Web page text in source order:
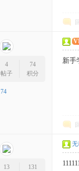
4
帖子
74
积分
74
新手
13
131
无